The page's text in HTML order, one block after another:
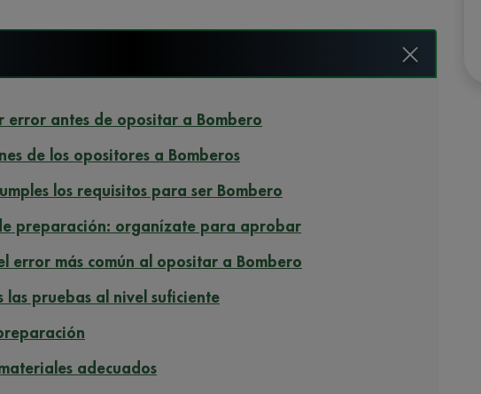
error antes de opositar a Bombero
de los opositores a Bomberos
los requisitos para ser Bombero
preparación: organízate para aprobar
error más común al opositar a Bombero
pruebas al nivel suficiente
adecuados